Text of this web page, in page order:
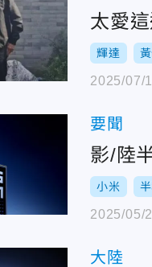
太愛
輝達
2025/07/
要聞
小米
2025/05/
大陸